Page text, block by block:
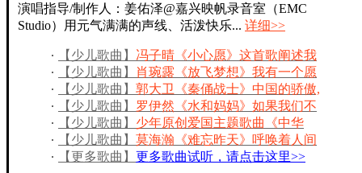
演唱指导/制作人：姜佑泽@嘉兴映帆录音室（EMC
Studio）用元气满满的声线、活泼快乐... 详细>>
【少儿歌曲】 冯子晴《小心愿》这首歌阐述我
们内心深处念想
【少儿歌曲】
肖琬露《放飞梦想》我有一个愿
望，乘着歌声翅膀
【少儿歌曲】 郭大卫《秦俑战士》中国的骄傲,
华夏的文明,历史风尘
【少儿歌曲】 罗伊然《水和妈妈》如果我们不
懂珍惜，将会让妈妈受伤
【少儿歌曲】 少年原创爱国主题歌曲《中华
唱》隆重发布
【少儿歌曲】 莫海瀚《难忘昨天》呼唤着人间
真诚的港湾和爱的奉献
【更多歌曲】 更多歌曲试听，请点击这里>>